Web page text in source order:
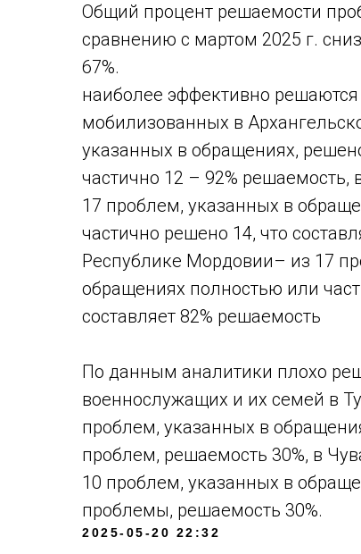
​Общий процент решаемости
сравнению с мартом 2025 г.
67%.
наиболее эффективно
мобилизованных в
указанных в обращениях,
частично 12 – 92% решаемость,
17 проблем, указанных в
частично решено 14, что
Республике Мордовии– из 17
обращениях полностью или
составляет 82% решаемость
По данным аналитики плохо
военнослужащих и их семей в
проблем, указанных в
проблем, решаемость 30%, в
10 проблем, указанных в
проблемы, решаемость 30%.
2025-05-20 22:32